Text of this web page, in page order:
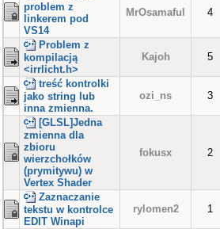
problem z
linkerem pod
VS14
MrOsamaful 4
Problem z
kompilacją
<irrlicht.h>
Kajoh 5
treść kontrolki
jako string lub
inna zmienna.
ozi_ns 3
[GLSL]Jedna
zmienna dla
zbioru
wierzchołków
(prymitywu) w
Vertex Shader
fokusx 2
Zaznaczanie
tekstu w kontrolce
EDIT Winapi
rylomen2 1